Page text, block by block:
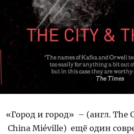
«Город и город» – (англ. The
China Miéville) ещё один